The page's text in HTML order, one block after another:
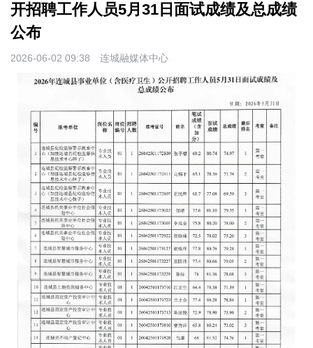
开招聘工作人员5月31日面试成绩及总成绩
公布
2026-06-02 09:38 连城融媒体中心